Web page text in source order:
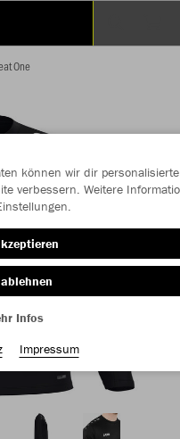
One
können wir dir personalisierte
verbessern. Weitere
Infos
Impressum